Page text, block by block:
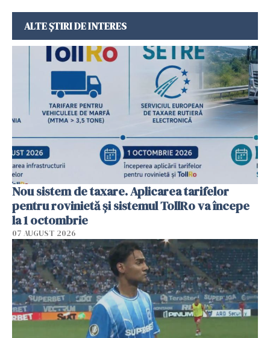
ALTE ȘTIRI DE INTERES
Nou sistem de taxare. Aplicarea tarifelor
pentru rovinietă şi sistemul TollRo va începe
la 1 octombrie
07 AUGUST 2026